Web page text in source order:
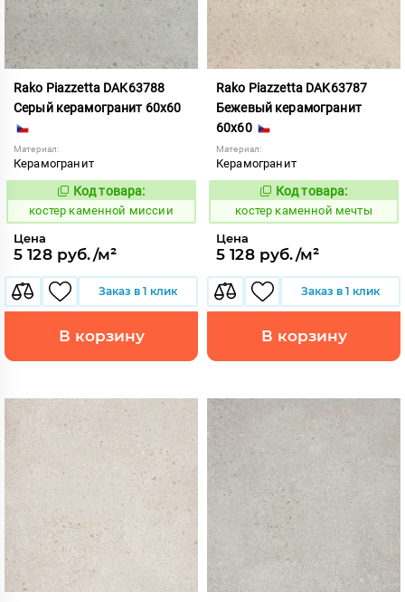
Rako Piazzetta DAK63788
Серый керамогранит 60x60
Материал:
Керамогранит
801552
Код товара:
костер каменной миссии
Цена
5 128 руб./м²
Заказ в 1 клик
В корзину
Rako Piazzetta DAK63787
Бежевый керамогранит
60x60
Материал:
Керамогранит
801551
Код товара:
костер каменной мечты
Цена
5 128 руб./м²
Заказ в 1 клик
В корзину